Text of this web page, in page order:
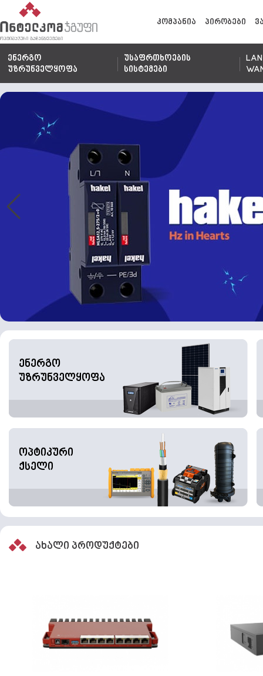
კომპანია პირობები
ენერგო
უზრუნველყოფა
უსაფრთხოების
სისტემები
ენერგო
უზრუნველყოფა
ოპტიკური
ქსელი
ახალი პროდუქტები